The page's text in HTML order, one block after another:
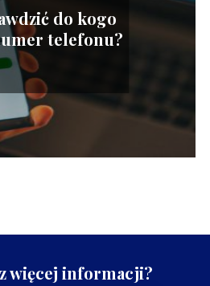
do kogo
telefonu?
więcej informacji?